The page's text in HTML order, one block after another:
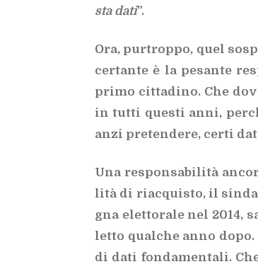
sta dati”.
Ora, pur­trop­po, quel
cer­tan­te è la pe­san­te
pri­mo cit­ta­di­no. Che
in tut­ti que­sti anni,
anzi pre­ten­de­re, cer­ti
Una re­spon­sa­bi­li­tà
li­tà di riac­qui­sto, il
gna elet­to­ra­le nel 2014,
let­to qual­che anno
di dati fon­da­men­ta­li.